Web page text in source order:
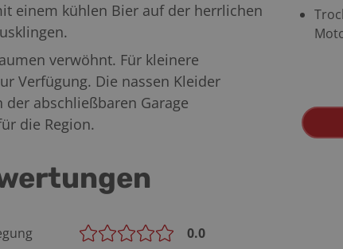
einem kühlen Bier auf der herrlichen
verwöhnt. Für kleinere
Verfügung. Die nassen Kleider
abschließbaren Garage
die Region.
0.0